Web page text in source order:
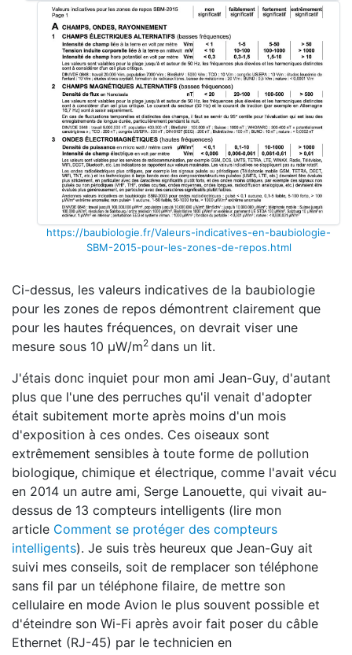
https://baubiologie.fr/Valeurs-indicatives-en-baubiologie-
SBM-2015-pour-les-zones-de-repos.html
Ci-dessus, les valeurs indicatives de la baubiologie
pour les zones de repos démontrent clairement que
pour les hautes fréquences, on devrait viser une
mesure sous 10 μW/m2 dans un lit.
J'étais donc inquiet pour mon ami Jean-Guy, d'autant
plus que l'une des perruches qu'il venait d'adopter
était subitement morte après moins d'un mois
d'exposition à ces ondes. Ces oiseaux sont
extrêmement sensibles à toute forme de pollution
biologique, chimique et électrique, comme l'avait vécu
en 2014 un autre ami, Serge Lanouette, qui vivait au-
dessus de 13 compteurs intelligents (lire mon
article Comment se protéger des compteurs
intelligents). Je suis très heureux que Jean-Guy ait
suivi mes conseils, soit de remplacer son téléphone
sans fil par un téléphone filaire, de mettre son
cellulaire en mode Avion le plus souvent possible et
d'éteindre son Wi-Fi après avoir fait poser du câble
Ethernet (RJ-45) par le technicien en